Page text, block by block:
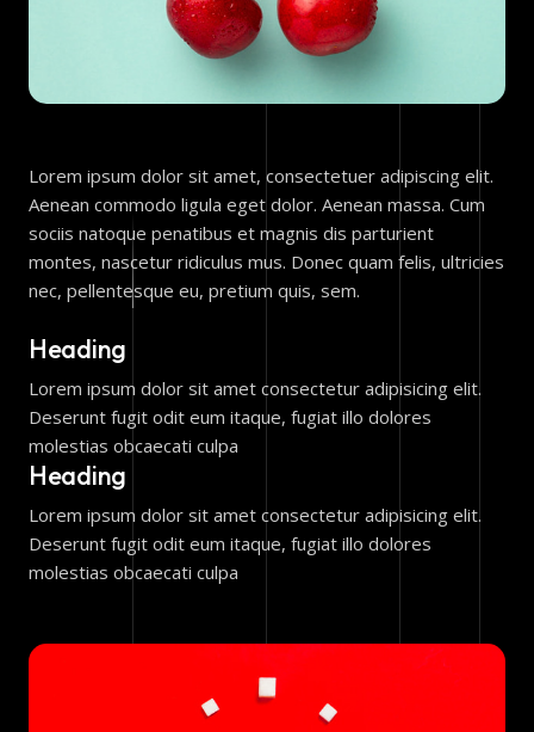
Lorem ipsum dolor sit amet, consectetuer adipiscing elit.
Aenean commodo ligula eget dolor. Aenean massa. Cum
sociis natoque penatibus et magnis dis parturient
montes, nascetur ridiculus mus. Donec quam felis, ultricies
nec, pellentesque eu, pretium quis, sem.
Heading
Lorem ipsum dolor sit amet consectetur adipisicing elit.
Deserunt fugit odit eum itaque, fugiat illo dolores
molestias obcaecati culpa
Heading
Lorem ipsum dolor sit amet consectetur adipisicing elit.
Deserunt fugit odit eum itaque, fugiat illo dolores
molestias obcaecati culpa